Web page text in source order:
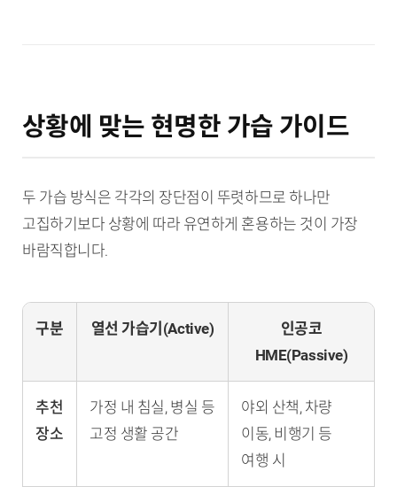
상황에 맞는 현명한 가습 가이드
두 가습 방식은 각각의 장단점이 뚜렷하므로 하나만
고집하기보다 상황에 따라 유연하게 혼용하는 것이 가장
바람직합니다.
구분 열선 가습기(Active)
인공코
HME(Passive)
추천
장소
가정 내 침실, 병실 등
고정 생활 공간
야외 산책, 차량
이동, 비행기 등
여행 시